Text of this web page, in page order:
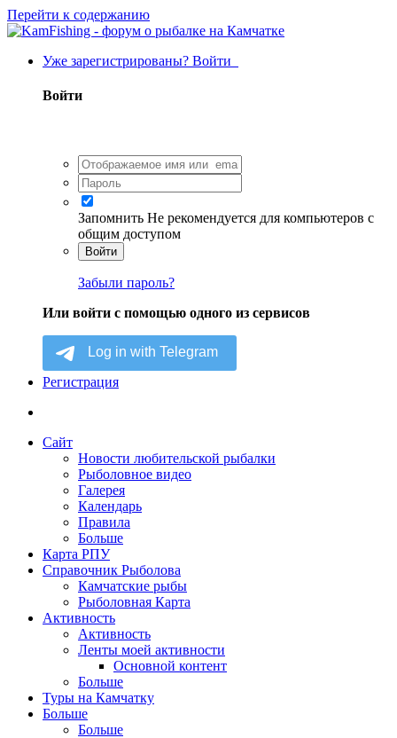
Перейти к содержанию
Уже зарегистрированы? Войти
Войти
Запомнить Не рекомендуется для компьютеров с
общим доступом
Войти
Забыли пароль?
Или войти с помощью одного из сервисов
Регистрация
Сайт
Новости любительской рыбалки
Рыболовное видео
Галерея
Календарь
Правила
Больше
Карта РПУ
Справочник Рыболова
Камчатские рыбы
Рыболовная Карта
Активность
Активность
Ленты моей активности
Основной контент
Больше
Туры на Камчатку
Больше
Больше